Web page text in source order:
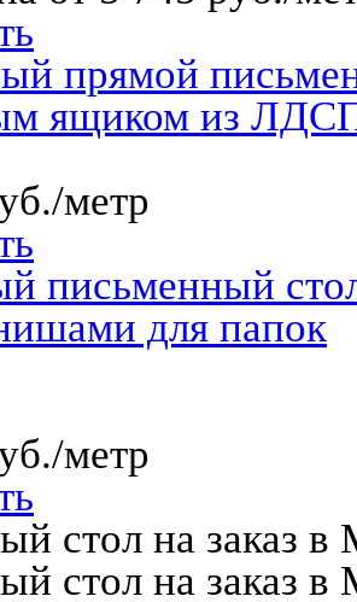
прямой
ящиком из
метр
письменный
для папок
метр
стол на заказ в
стол на заказ в